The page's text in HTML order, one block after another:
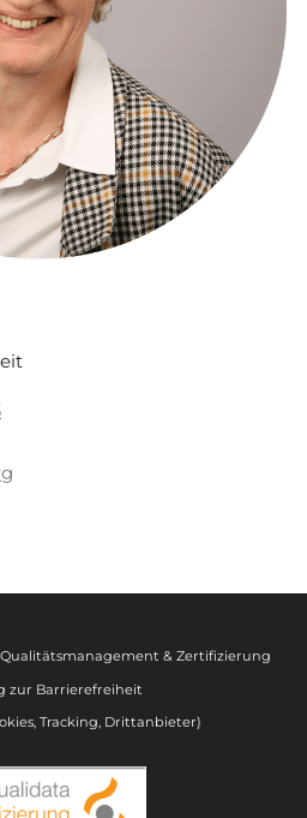
Qualitätsmanagement & Zertifizierung
zur Barrierefreiheit
Tracking, Drittanbieter)